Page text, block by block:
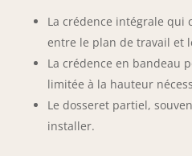
La crédence intégrale qui
entre le plan de travail et
La crédence en bandeau
limitée à la hauteur
Le dosseret partiel,
installer.